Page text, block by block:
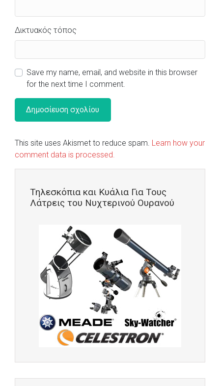
Δικτυακός τόπος
Save my name, email, and website in this browser
for the next time I comment.
This site uses Akismet to reduce spam. Learn how your
comment data is processed.
Τηλεσκόπια και Κυάλια Για Τους
Λάτρεις του Νυχτερινού Ουρανού